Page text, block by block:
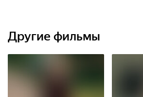
Другие фильмы